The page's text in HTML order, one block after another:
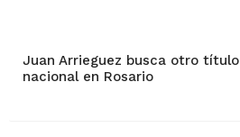
Juan Arrieguez busca otro título
nacional en Rosario